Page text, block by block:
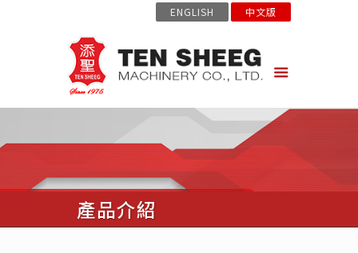
ENGLISH 中文版
產品介紹